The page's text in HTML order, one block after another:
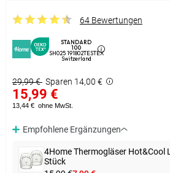
64 Bewertungen
STANDARD
100
SH025 191802TESTEX
Switzerland
29,99 € Sparen 14,00 €
15,99 €
13,44 € ohne MwSt.
Empfohlene Ergänzungen
4Home Thermogläser Hot&Cool
Stück